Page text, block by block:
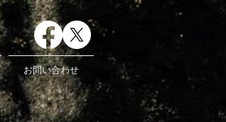
お問い合わせ